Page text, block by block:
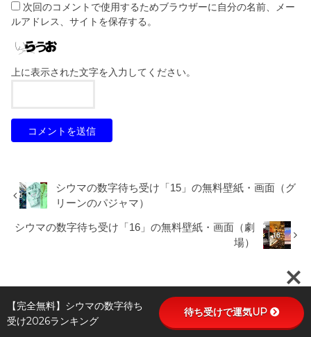
次回のコメントで使用するためブラウザーに自分の名前、メー
ルアドレス、サイトを保存する。
上に表示された文字を入力してください。
シウマの数字待ち受け「15」の無料壁紙・画面（グ
リーンのパジャマ）
シウマの数字待ち受け「16」の無料壁紙・画面（劇
場）
【完全無料】シウマの数字待ち
受け2026ランキング
待ち受けで運気UP